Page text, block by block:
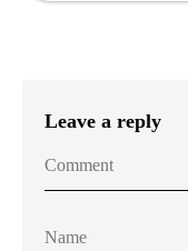
Leave a reply